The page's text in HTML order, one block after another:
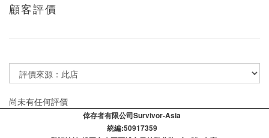
顧客評價
尚未有任何評價
倖存者有限公司Survivor-Asia
統編:50917359